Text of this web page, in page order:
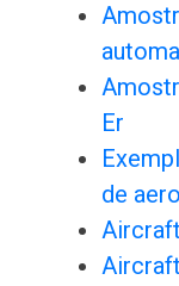
Er
de